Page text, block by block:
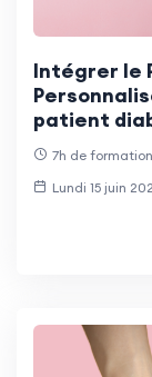
Intégrer le
patient
7h de formation
Lundi 15 juin